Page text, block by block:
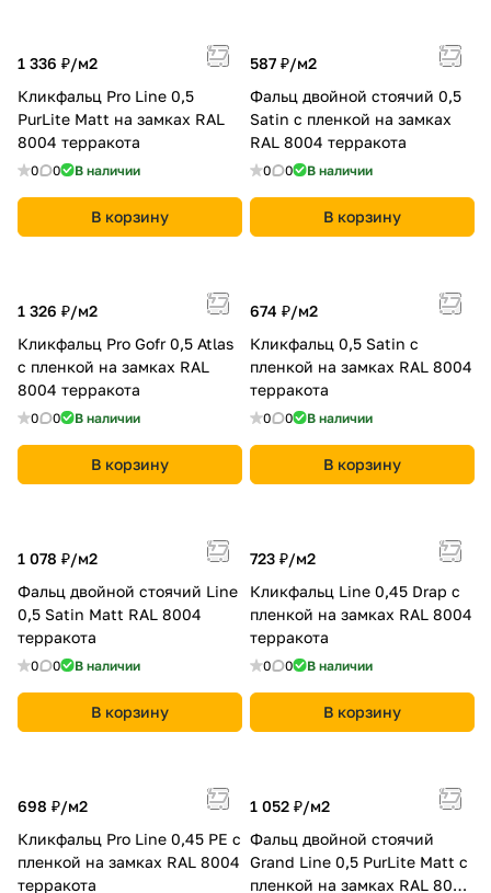
1 336 ₽/м2
Кликфальц Pro Line 0,5
PurLite Matt на замках RAL
8004 терракота
0 0 В наличии
В корзину
587 ₽/м2
Фальц двойной стоячий 0,5
Satin с пленкой на замках
RAL 8004 терракота
0 0 В наличии
В корзину
1 326 ₽/м2
Кликфальц Pro Gofr 0,5 Atlas
с пленкой на замках RAL
8004 терракота
0 0 В наличии
В корзину
674 ₽/м2
Кликфальц 0,5 Satin с
пленкой на замках RAL 8004
терракота
0 0 В наличии
В корзину
1 078 ₽/м2
Фальц двойной стоячий Line
0,5 Satin Мatt RAL 8004
терракота
0 0 В наличии
В корзину
723 ₽/м2
Кликфальц Line 0,45 Drap с
пленкой на замках RAL 8004
терракота
0 0 В наличии
В корзину
698 ₽/м2
Кликфальц Pro Line 0,45 PE с
пленкой на замках RAL 8004
терракота
1 052 ₽/м2
Фальц двойной стоячий
Grand Line 0,5 PurLite Мatt с
пленкой на замках RAL 8004